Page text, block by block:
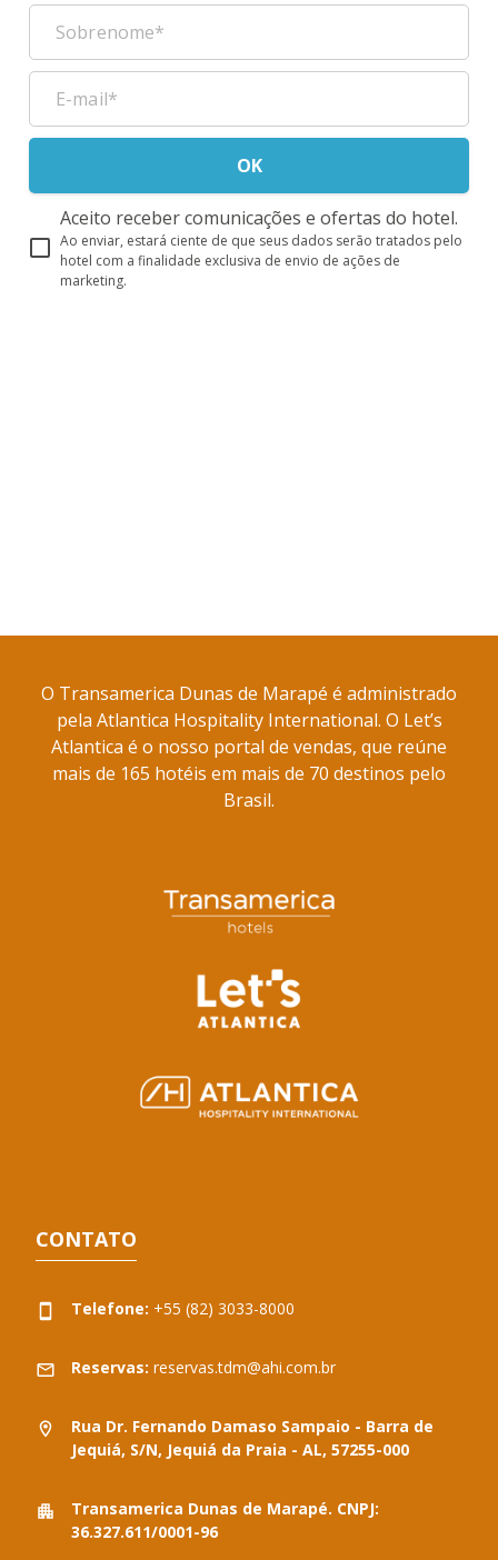
OK
Aceito receber comunicações e ofertas do hotel.
Ao enviar, estará ciente de que seus dados serão tratados pelo
hotel com a finalidade exclusiva de envio de ações de
marketing.
O Transamerica Dunas de Marapé é administrado
pela Atlantica Hospitality International. O Let’s
Atlantica é o nosso portal de vendas, que reúne
mais de 165 hotéis em mais de 70 destinos pelo
Brasil.
CONTATO
Telefone: +55 (82) 3033-8000
Reservas: reservas.tdm@ahi.com.br
Rua Dr. Fernando Damaso Sampaio - Barra de
Jequiá, S/N, Jequiá da Praia - AL, 57255-000
Transamerica Dunas de Marapé. CNPJ:
36.327.611/0001-96